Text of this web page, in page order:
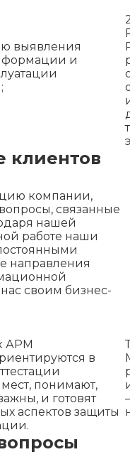
выявления
и
клиентов
компании,
связанные
нашей
работе наши
направления
своим бизнес-
АРМ
в
понимают,
и готовят
аспектов защиты